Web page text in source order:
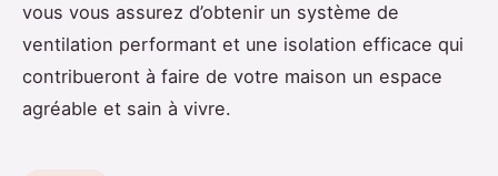
vous vous assurez d’obtenir un système de
ventilation performant et une isolation efficace qui
contribueront à faire de votre maison un espace
agréable et sain à vivre.